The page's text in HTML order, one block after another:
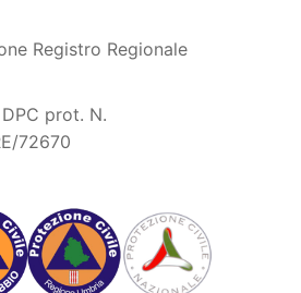
Registro Regionale
prot. N.
72670